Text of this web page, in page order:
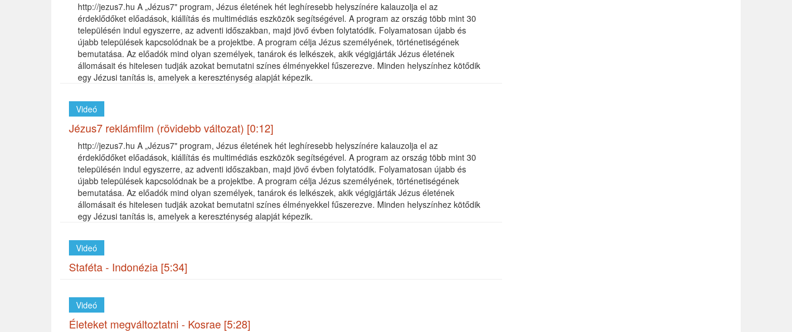
http://jezus7.hu A „Jézus7" program, Jézus életének hét leghíresebb helyszínére kalauzolja el az
érdeklődőket előadások, kiállítás és multimédiás eszközök segítségével. A program az ország több mint 30
településén indul egyszerre, az adventi időszakban, majd jövő évben folytatódik. Folyamatosan újabb és
újabb települések kapcsolódnak be a projektbe. A program célja Jézus személyének, történetiségének
bemutatása. Az előadók mind olyan személyek, tanárok és lelkészek, akik végigjárták Jézus életének
állomásait és hitelesen tudják azokat bemutatni színes élményekkel fűszerezve. Minden helyszínhez kötődik
egy Jézusi tanítás is, amelyek a kereszténység alapját képezik.
Videó
Jézus7 reklámfilm (rövidebb változat) [0:12]
http://jezus7.hu A „Jézus7" program, Jézus életének hét leghíresebb helyszínére kalauzolja el az
érdeklődőket előadások, kiállítás és multimédiás eszközök segítségével. A program az ország több mint 30
településén indul egyszerre, az adventi időszakban, majd jövő évben folytatódik. Folyamatosan újabb és
újabb települések kapcsolódnak be a projektbe. A program célja Jézus személyének, történetiségének
bemutatása. Az előadók mind olyan személyek, tanárok és lelkészek, akik végigjárták Jézus életének
állomásait és hitelesen tudják azokat bemutatni színes élményekkel fűszerezve. Minden helyszínhez kötődik
egy Jézusi tanítás is, amelyek a kereszténység alapját képezik.
Videó
Staféta - Indonézia [5:34]
Videó
Életeket megváltoztatni - Kosrae [5:28]